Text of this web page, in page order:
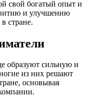
свой богатый опыт и
и улучшению
стране.
образуют сильную и
из них решают
основывая